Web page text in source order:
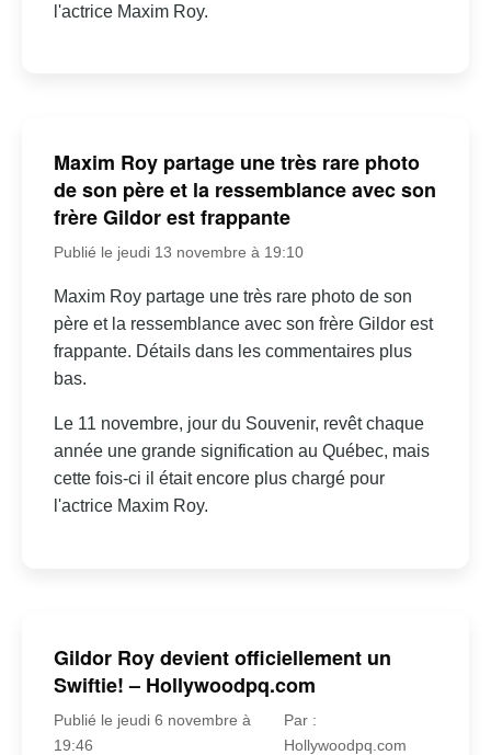
l'actrice Maxim Roy.
Maxim Roy partage une très rare photo
de son père et la ressemblance avec son
frère Gildor est frappante
Publié le jeudi 13 novembre à 19:10
Maxim Roy partage une très rare photo de son
père et la ressemblance avec son frère Gildor est
frappante. Détails dans les commentaires plus
bas.
Le 11 novembre, jour du Souvenir, revêt chaque
année une grande signification au Québec, mais
cette fois-ci il était encore plus chargé pour
l'actrice Maxim Roy.
Gildor Roy devient officiellement un
Swiftie! – Hollywoodpq.com
Publié le jeudi 6 novembre à
19:46
Par :
Hollywoodpq.com